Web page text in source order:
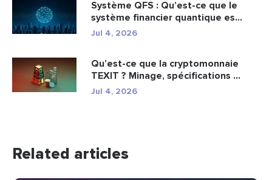
Système QFS : Qu’est-ce que le
système financier quantique es...
Jul 4, 2026
Qu’est-ce que la cryptomonnaie
TEXIT ? Minage, spécifications ...
Jul 4, 2026
Related articles